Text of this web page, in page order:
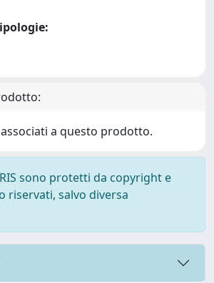
a questo prodotto.
sono protetti da copyright e
riservati, salvo diversa